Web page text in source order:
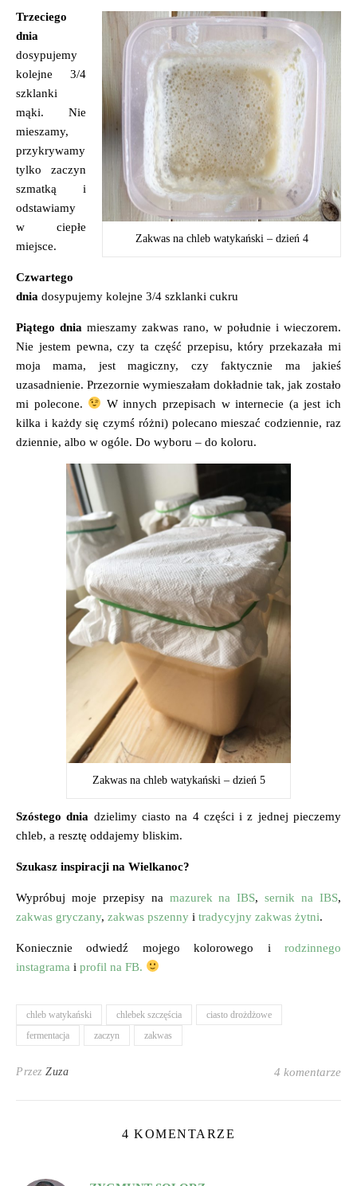
Zakwas na chleb watykański – dzień 4
Trzeciego
dnia
dosypujemy
kolejne 3/4
szklanki
mąki. Nie
mieszamy,
przykrywamy
tylko zaczyn
szmatką i
odstawiamy
w ciepłe
miejsce.
Czwartego
dnia dosypujemy kolejne 3/4 szklanki cukru
Piątego dnia mieszamy zakwas rano, w południe i wieczorem.
Nie jestem pewna, czy ta część przepisu, który przekazała mi
moja mama, jest magiczny, czy faktycznie ma jakieś
uzasadnienie. Przezornie wymieszałam dokładnie tak, jak zostało
mi polecone.
W innych przepisach w internecie (a jest ich
kilka i każdy się czymś różni) polecano mieszać codziennie, raz
dziennie, albo w ogóle. Do wyboru – do koloru.
Zakwas na chleb watykański – dzień 5
Szóstego dnia dzielimy ciasto na 4 części i z jednej pieczemy
chleb, a resztę oddajemy bliskim.
Szukasz inspiracji na Wielkanoc?
Wypróbuj moje przepisy na mazurek na IBS,sernik na IBS,
zakwas gryczany, zakwas pszenny i tradycyjny zakwas żytni.
Koniecznie odwiedź mojego kolorowego i rodzinnego
instagrama i profil na FB.
chleb watykański chlebek szczęścia
ciasto drożdżowe
fermentacja
zaczyn zakwas
Przez Zuza 4 komentarze
4 KOMENTARZE